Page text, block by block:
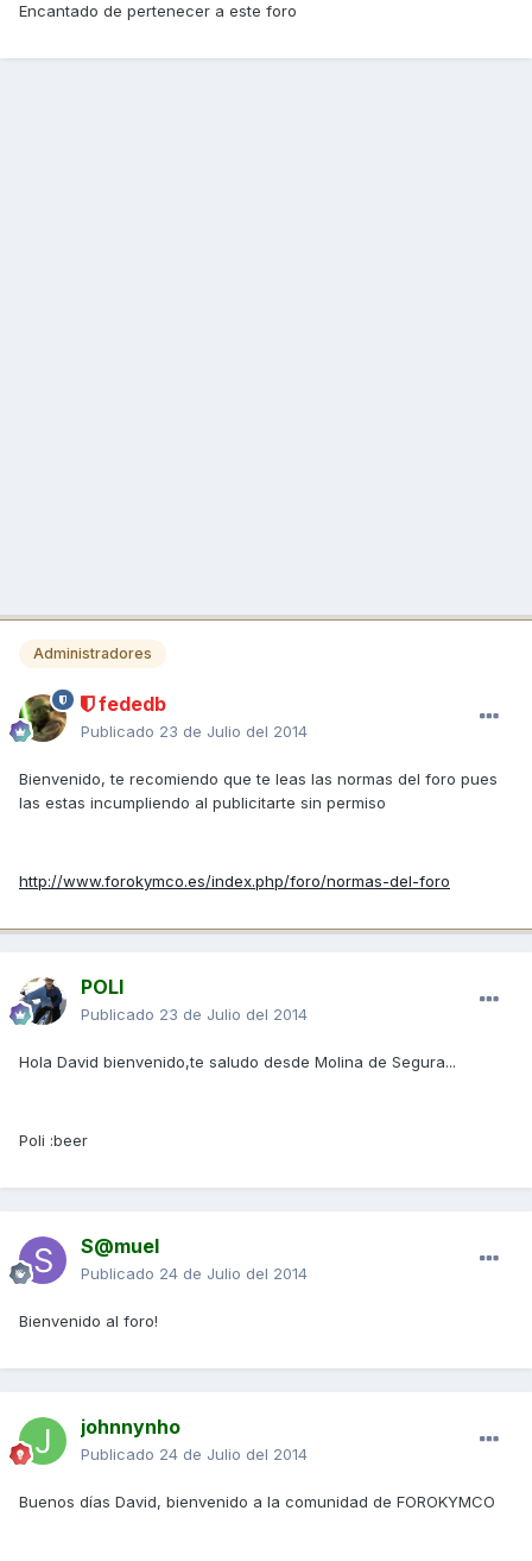
Encantado de pertenecer a este foro
Administradores
fededb
Publicado 23 de Julio del 2014
Bienvenido, te recomiendo que te leas las normas del foro pues
las estas incumpliendo al publicitarte sin permiso
http://www.forokymco.es/index.php/foro/normas-del-foro
POLI
Publicado 23 de Julio del 2014
Hola David bienvenido,te saludo desde Molina de Segura...
Poli :beer
S@muel
Publicado 24 de Julio del 2014
Bienvenido al foro!
johnnynho
Publicado 24 de Julio del 2014
Buenos días David, bienvenido a la comunidad de FOROKYMCO